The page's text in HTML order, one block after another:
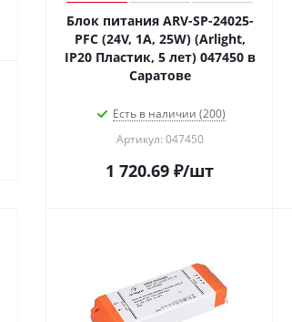
Блок питания ARV-SP-24025-
PFC (24V, 1A, 25W) (Arlight,
IP20 Пластик, 5 лет) 047450 в
Саратове
Есть в наличии (200)
Артикул: 047450
1 720.69 ₽/шт